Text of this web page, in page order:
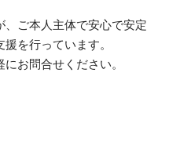
ご本人主体で安心で安定
を行っています。
お問合せください。